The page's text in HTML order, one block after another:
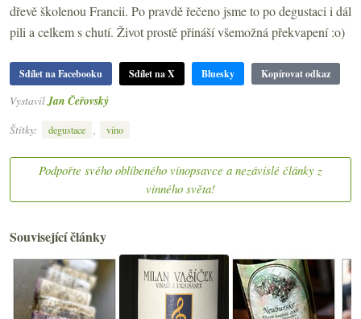
dřevě školenou Francii. Po pravdě řečeno jsme to po degustaci i dál
pili a celkem s chutí. Život prostě přináší všemožná překvapení :o)
Sdílet na Facebooku Sdílet na X Bluesky Kopírovat odkaz
Vystavil Jan Čeřovský
Štítky:
degustace , víno
Podpořte svého oblíbeného vínopsavce a nezávislé články z
vinného světa!
Související články